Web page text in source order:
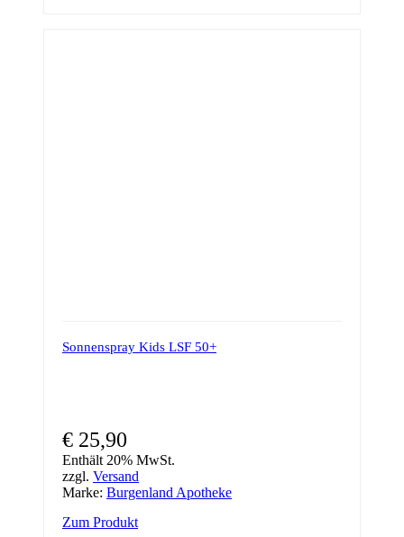
Sonnenspray Kids LSF 50+
€ 25,90
Enthält 20% MwSt.
zzgl. Versand
Marke: Burgenland Apotheke
Zum Produkt